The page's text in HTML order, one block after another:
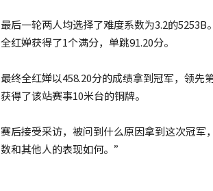
最后一轮两人均选择了难度系数为3.2的
全红婵获得了1个满分，单跳91.20分。
最终全红婵以458.20分的成绩拿到冠军，领先
获得了该站赛事10米台的铜牌。
赛后接受采访，被问到什么原因拿到这次冠
数和其他人的表现如何。”